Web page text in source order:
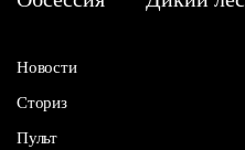
Новости
Сториз
Пульт